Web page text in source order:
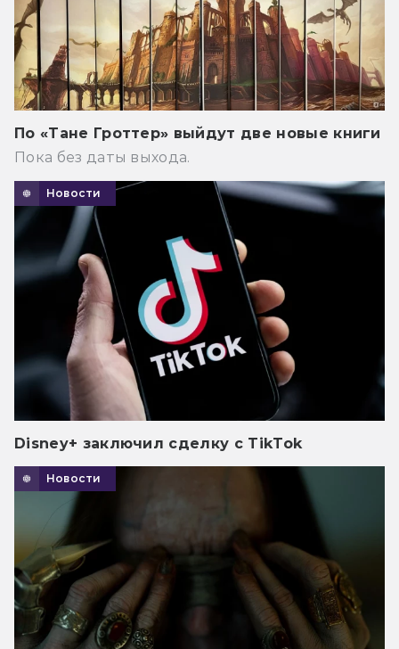
По «Тане Гроттер» выйдут две новые книги
Пока без даты выхода.
Новости
Disney+ заключил сделку с TikTok
Новости